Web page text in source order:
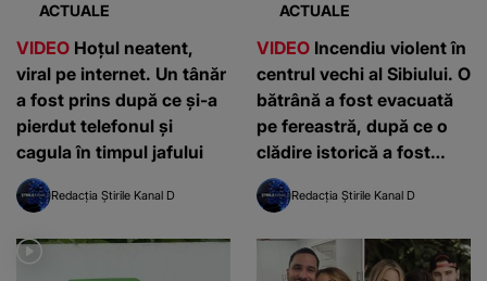
ACTUALE
VIDEO Hoțul neatent,
viral pe internet. Un tânăr
a fost prins după ce și-a
pierdut telefonul și
cagula în timpul jafului
Redacția Știrile Kanal D
ACTUALE
VIDEO Incendiu violent în
centrul vechi al Sibiului. O
bătrână a fost evacuată
pe fereastră, după ce o
clădire istorică a fost
mistuită de flăcări
Redacția Știrile Kanal D